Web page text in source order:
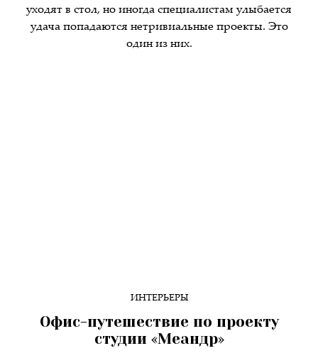
уходят в стол, но иногда специалистам улыбается
удача попадаются нетривиальные проекты. Это
один из них.
ИНТЕРЬЕРЫ
Офис-путешествие по проекту
студии «Меандр»